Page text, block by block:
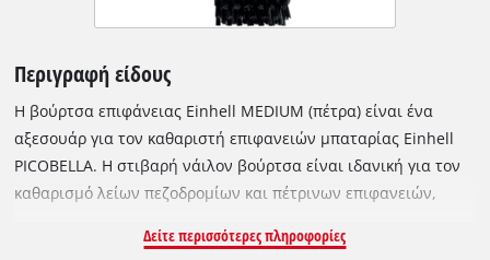
Περιγραφή είδους
Η βούρτσα επιφάνειας Einhell MEDIUM (πέτρα) είναι ένα
αξεσουάρ για τον καθαριστή επιφανειών μπαταρίας Einhell
PICOBELLA. Η στιβαρή νάιλον βούρτσα είναι ιδανική για τον
καθαρισμό λείων πεζοδρομίων και πέτρινων επιφανειών,
είναι ιδανική για εργασία κοντά στις άκρες, π.χ. για να μπείτε
Δείτε περισσότερες πληροφορίες